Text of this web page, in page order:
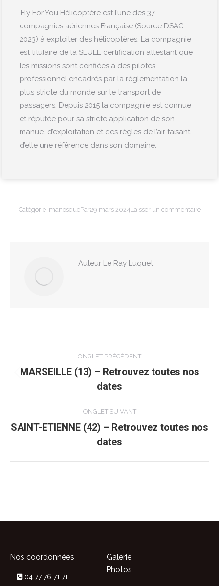
Fly For You Hélicoptère est l’une des 37
compagnies aériennes Française (Source DSAC
2023) à exploiter des hélicoptères. La compagnie
est titulaire de la SEULE certification attestant que
les missions sont confiées à des pilotes
professionnel encadrés par la réglementation la
plus stricte du monde sur le transport de
passagers. Depuis 2015 la compagnie est connue
et réputée pour sa stricte application de son
manuel d’exploitation et des règles de l’air faisant
d’elle une référence dans son domaine.
Catégorie manosquePar29 mars 2024Laisser un commentaire
Auteur Le Ray Luquet
de
commentaire
ONGLET PRÉCÉDENT
Onglet
précédent
MARSEILLE (13) – Retrouvez toutes nos
dates
ONGLET SUIVANT
Onglet
suivant
SAINT-ETIENNE (42) – Retrouvez toutes nos
dates
Nos coordonnées
04 77 76 71 71
Galerie
Photos